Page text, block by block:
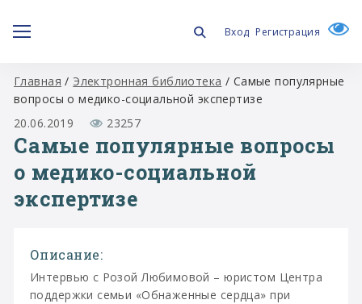
Вход Регистрация
Главная / Электронная библиотека / Самые популярные
вопросы о медико-социальной экспертизе
20.06.2019
23257
Самые популярные вопросы
о медико-социальной
экспертизе
Описание:
Интервью с Розой Любимовой – юристом Центра
поддержки семьи «Обнаженные сердца» при